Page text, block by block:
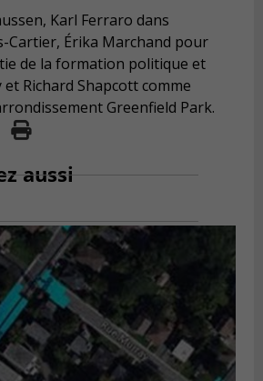
Karl Ferraro dans
Cartier, Érika Marchand pour
de la formation politique et
et Richard Shapcott comme
Greenfield Park.
aussi